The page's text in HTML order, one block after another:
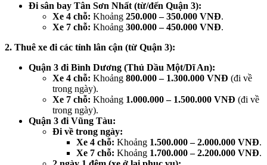
Đi sân bay Tân Sơn Nhất (từ/đến Quận 3):
Xe 4 chỗ: Khoảng 250.000 – 350.000 VNĐ.
Xe 7 chỗ: Khoảng 300.000 – 450.000 VNĐ.
2. Thuê xe đi các tỉnh lân cận (từ Quận 3):
Quận 3 đi Bình Dương (Thủ Dầu Một/Dĩ An):
Xe 4 chỗ: Khoảng 800.000 – 1.300.000 VNĐ (đi về
trong ngày).
Xe 7 chỗ: Khoảng 1.000.000 – 1.500.000 VNĐ (đi về
trong ngày).
Quận 3 đi Vũng Tàu:
Đi về trong ngày:
Xe 4 chỗ: Khoảng 1.500.000 – 2.000.000 VNĐ.
Xe 7 chỗ: Khoảng 1.700.000 – 2.200.000 VNĐ.